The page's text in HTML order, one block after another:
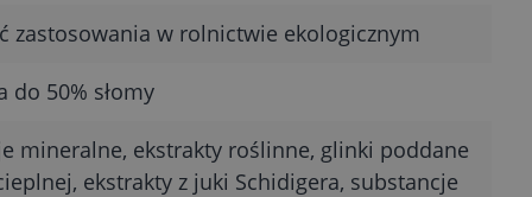
zastosowania w rolnictwie ekologicznym
do 50% słomy
mineralne, ekstrakty roślinne, glinki poddane
ekstrakty z juki Schidigera, substancje